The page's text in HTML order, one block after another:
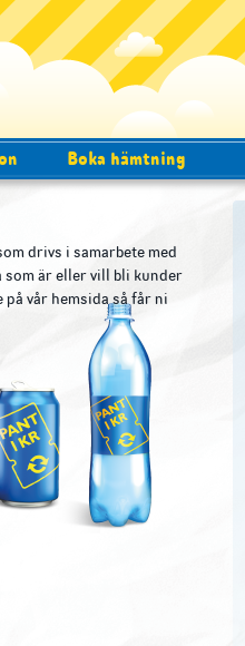
Boka hämtning
drivs i samarbete med
som är eller vill bli kunder
vår hemsida så får ni